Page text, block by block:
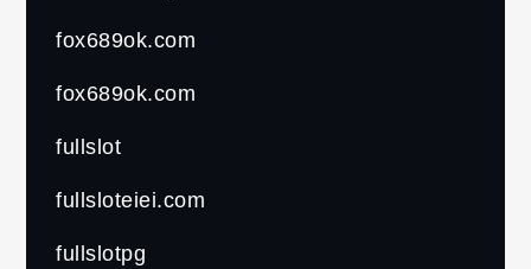
fox689ok.com
fox689ok.com
fullslot
fullsloteiei.com
fullslotpg